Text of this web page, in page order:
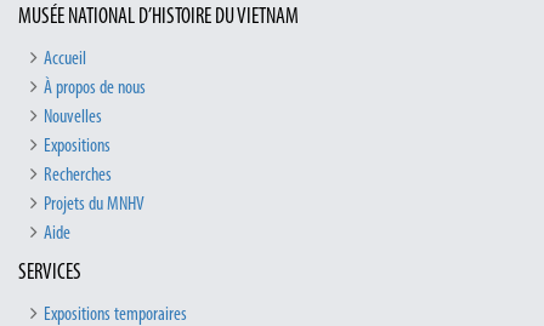
MUSÉE NATIONAL D’HISTOIRE DU VIETNAM
Accueil
À propos de nous
Nouvelles
Expositions
Recherches
Projets du MNHV
Aide
SERVICES
Expositions temporaires